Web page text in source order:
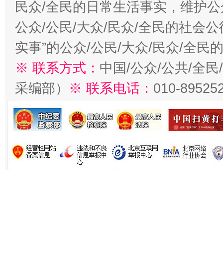
民众/全民的日常生活事实，维护
公众/公民/大众/民众/全民的社会公
实事”的公众/公民/大众/民众/全民
※ 联系方式： 中国/公众/公共/全
采编部） ※ 联系电话： 010-